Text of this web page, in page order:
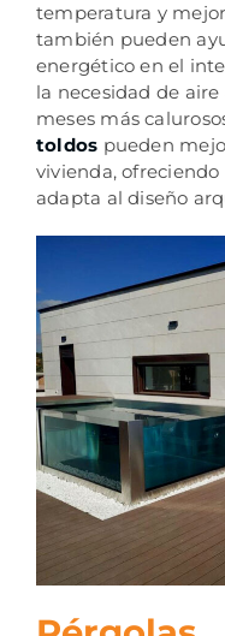
temperatura y
también pueden
energético en el
la necesidad de
meses más
toldos pueden
vivienda,
adapta al diseño